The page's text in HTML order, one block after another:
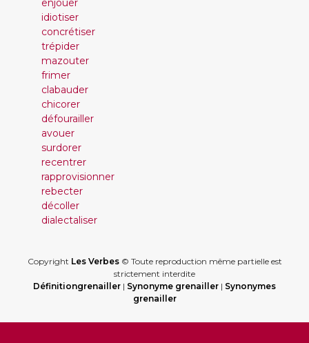
enjouer
idiotiser
concrétiser
trépider
mazouter
frimer
clabauder
chicorer
défourailler
avouer
surdorer
recentrer
rapprovisionner
rebecter
décoller
dialectaliser
Copyright Les Verbes© Toute reproduction même partielle est
strictement interdite
Définitiongrenailler | Synonyme grenailler | Synonymes
grenailler